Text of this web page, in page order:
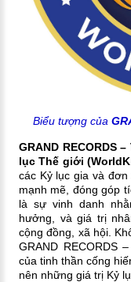
Biểu tượng của
GRAND RECORDS
lục Thế giới
các Kỷ lục gia và
mạnh mẽ, đóng góp
là sự vinh danh
hưởng, và giá trị
cộng đồng, xã hội.
GRAND RECORDS
của tinh thần cống
nên những giá trị Kỷ